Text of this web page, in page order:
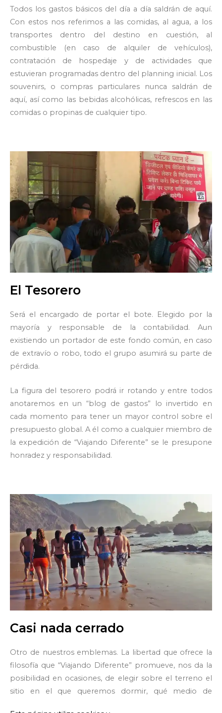
Todos los gastos básicos del día a día saldrán de aquí.
Con estos nos referimos a las comidas, al agua, a los
transportes dentro del destino en cuestión, al
combustible (en caso de alquiler de vehículos),
contratación de hospedaje y de actividades que
estuvieran programadas dentro del planning inicial. Los
souvenirs, o compras particulares nunca saldrán de
aquí, así como las bebidas alcohólicas, refrescos en las
comidas o propinas de cualquier tipo.
El Tesorero
Será el encargado de portar el bote. Elegido por la
mayoría y responsable de la contabilidad. Aun
existiendo un portador de este fondo común, en caso
de extravío o robo, todo el grupo asumirá su parte de
pérdida.
La figura del tesorero podrá ir rotando y entre todos
anotaremos en un “blog de gastos” lo invertido en
cada momento para tener un mayor control sobre el
presupuesto global. A él como a cualquier miembro de
la expedición de “Viajando Diferente” se le presupone
honradez y responsabilidad.
Casi nada cerrado
Otro de nuestros emblemas. La libertad que ofrece la
filosofía que “Viajando Diferente” promueve, nos da la
posibilidad en ocasiones, de elegir sobre el terreno el
sitio en el que queremos dormir, qué medio de